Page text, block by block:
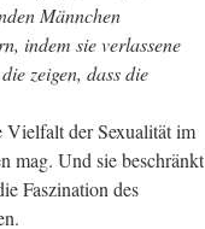
Männchen
indem sie verlassene
zeigen, dass die
Vielfalt der Sexualität im
mag. Und sie beschränkt
Faszination des